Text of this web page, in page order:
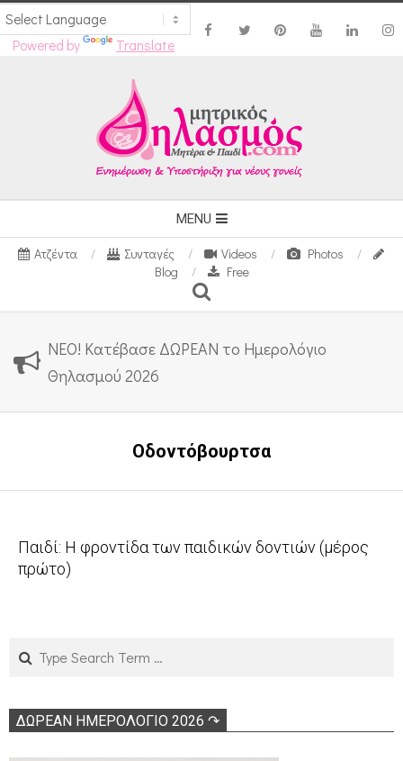
Powered by Translate
Navigation
Menu
MENU
Ατζέντα Συνταγές Videos
Photos
Blog
Free
Search
ΝΕΟ! Κατέβασε ΔΩΡΕΑΝ το Ημερολόγιο
Θηλασμού 2026
Οδοντόβουρτσα
Παιδί: Η φροντίδα των παιδικών δοντιών (μέρος
πρώτο)
10
ΔΩΡΕΑΝ ΗΜΕΡΟΛΟΓΙΟ 2026 ↷